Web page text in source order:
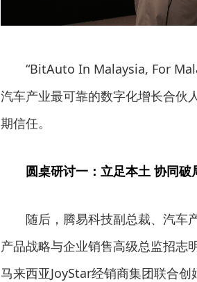
“BitAuto In Malaysia, For
汽车产业最可靠的数字化增长合
期信任。
圆桌研讨一：立足本土 协同破
随后，腾易科技副总裁、汽车
产品战略与企业销售高级总监招志
马来西亚JoyStar经销商集团联合